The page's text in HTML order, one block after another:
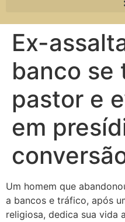
Ex-
banco se
pastor e
em
Um homem que
a bancos e tráfico, após
religiosa, dedica sua vida